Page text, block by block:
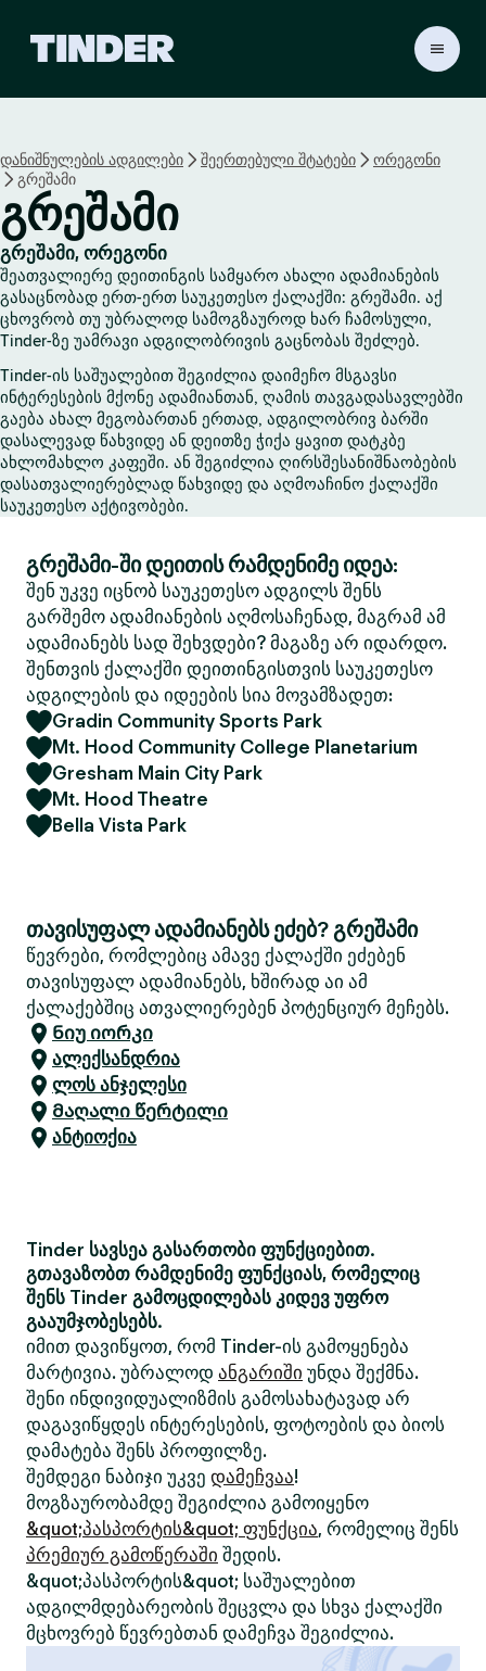
r
დანიშნულების ადგილები შეერთებული შტატები
ორეგონი
გრეშამი
გრეშამი
გრეშამი, ორეგონი
შეათვალიერე დეითინგის სამყარო ახალი ადამიანების
გასაცნობად ერთ-ერთ საუკეთესო ქალაქში: გრეშამი. აქ
ცხოვრობ თუ უბრალოდ სამოგზაუროდ ხარ ჩამოსული,
Tinder-ზე უამრავი ადგილობრივის გაცნობას შეძლებ.
Tinder-ის საშუალებით შეგიძლია დაიმეჩო მსგავსი
ინტერესების მქონე ადამიანთან, ღამის თავგადასავლებში
გაება ახალ მეგობართან ერთად, ადგილობრივ ბარში
დასალევად წახვიდე ან დეითზე ჭიქა ყავით დატკბე
ახლომახლო კაფეში. ან შეგიძლია ღირსშესანიშნაობების
დასათვალიერებლად წახვიდე და აღმოაჩინო ქალაქში
საუკეთესო აქტივობები.
გრეშამი-ში დეითის რამდენიმე იდეა:
შენ უკვე იცნობ საუკეთესო ადგილს შენს
გარშემო ადამიანების აღმოსაჩენად, მაგრამ ამ
ადამიანებს სად შეხვდები? მაგაზე არ იდარდო.
შენთვის ქალაქში დეითინგისთვის საუკეთესო
ადგილების და იდეების სია მოვამზადეთ:
Gradin Community Sports Park
Mt. Hood Community College Planetarium
Gresham Main City Park
Mt. Hood Theatre
Bella Vista Park
თავისუფალ ადამიანებს ეძებ? გრეშამი
წევრები, რომლებიც ამავე ქალაქში ეძებენ
თავისუფალ ადამიანებს, ხშირად აი ამ
ქალაქებშიც ათვალიერებენ პოტენციურ მეჩებს.
Ნიუ იორკი
ალექსანდრია
ლოს ანჯელესი
Მაღალი წერტილი
ანტიოქია
Tinder სავსეა გასართობი ფუნქციებით.
გთავაზობთ რამდენიმე ფუნქციას, რომელიც
შენს Tinder გამოცდილებას კიდევ უფრო
გააუმჯობესებს.
იმით დავიწყოთ, რომ Tinder-ის გამოყენება
მარტივია. უბრალოდ ანგარიში უნდა შექმნა.
შენი ინდივიდუალიზმის გამოსახატავად არ
დაგავიწყდეს ინტერესების, ფოტოების და ბიოს
დამატება შენს პროფილზე.
შემდეგი ნაბიჯი უკვე დამეჩვაა!
მოგზაურობამდე შეგიძლია გამოიყენო
&quot;პასპორტის&quot; ფუნქცია, რომელიც შენს
პრემიურ გამოწერაში შედის.
&quot;პასპორტის&quot; საშუალებით
ადგილმდებარეობის შეცვლა და სხვა ქალაქში
მცხოვრებ წევრებთან დამეჩვა შეგიძლია.